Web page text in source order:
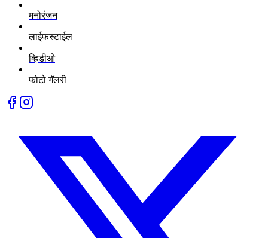
मनोरंजन
लाईफस्टाईल
व्हिडीओ
फोटो गॅलरी